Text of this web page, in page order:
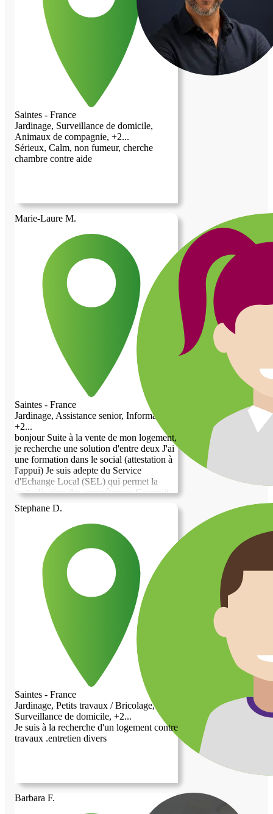
Saintes - France
Jardinage, Surveillance de domicile,
Animaux de compagnie, +2...
Sérieux, Calm, non fumeur, cherche
chambre contre aide
Marie-Laure M.
Saintes - France
Jardinage, Assistance senior, Informatique,
+2...
bonjour Suite à la vente de mon logement,
je recherche une solution d'entre deux J'ai
une formation dans le social (attestation à
l'appui) Je suis adepte du Service
d'Echange Local (SEL) qui permet la
mutualisation des compétences Ce serait
pour 6 mois. Je suis une personne discrète
qui aime le Calme. (je n'arrive pas pour le
moment à ajouter une photo de profil sur
le site....) Merci, Marie Laure
Stephane D.
Saintes - France
Jardinage, Petits travaux / Bricolage,
Surveillance de domicile, +2...
Je suis à la recherche d'un logement contre
travaux .entretien divers
Barbara F.